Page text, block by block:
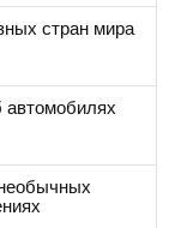
стран мира
автомобилях